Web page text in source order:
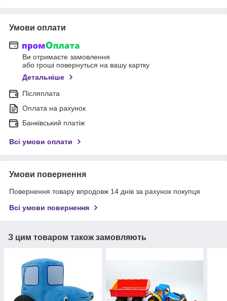
Умови оплати
Ви отримаєте замовлення
або гроші повернуться на вашу картку
Детальніше
Післяплата
Оплата на рахунок
Банківський платіж
Всі умови оплати
Умови повернення
Повернення товару впродовж 14 днів за рахунок покупця
Всі умови повернення
З цим товаром також замовляють